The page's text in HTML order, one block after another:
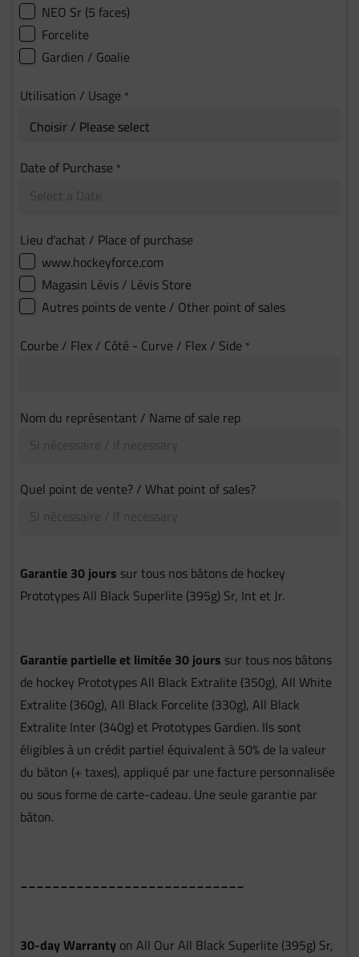
NEO Sr (5 faces)
Forcelite
Gardien / Goalie
Utilisation / Usage *
Date of Purchase *
Lieu d'achat / Place of purchase
www.hockeyforce.com
Magasin Lévis / Lévis Store
Autres points de vente / Other point of sales
Courbe / Flex / Côté - Curve / Flex / Side *
Nom du représentant / Name of sale rep
Quel point de vente? / What point of sales?
Garantie 30 jours sur tous nos bâtons de hockey
Prototypes All Black Superlite (395g) Sr, Int et Jr.
Garantie partielle et limitée 30 jours sur tous nos bâtons
de hockey Prototypes All Black Extralite (350g), All White
Extralite (360g), All Black Forcelite (330g), All Black
Extralite Inter (340g) et Prototypes Gardien. Ils sont
éligibles à un crédit partiel équivalent à 50% de la valeur
du bâton (+ taxes), appliqué par une facture personnalisée
ou sous forme de carte-cadeau. Une seule garantie par
bâton.
30-day Warranty on All Our All Black Superlite (395g) Sr,